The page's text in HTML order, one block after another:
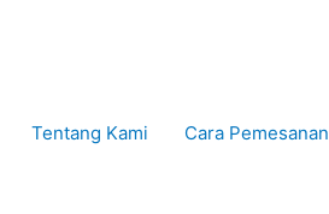
Tentang Kami Cara Pemesanan